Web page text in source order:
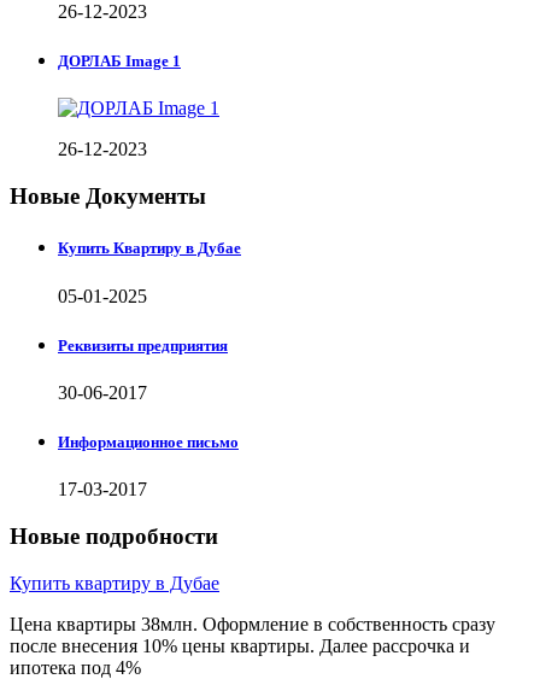
26-12-2023
ДОРЛАБ Image 1
26-12-2023
Новые Документы
Купить Квартиру в Дубае
05-01-2025
Реквизиты предприятия
30-06-2017
Информационное письмо
17-03-2017
Новые подробности
Купить квартиру в Дубае
Цена квартиры 38млн. Оформление в собственность сразу
после внесения 10% цены квартиры. Далее рассрочка и
ипотека под 4%